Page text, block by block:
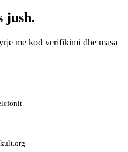
jush.
me kod verifikimi dhe masa